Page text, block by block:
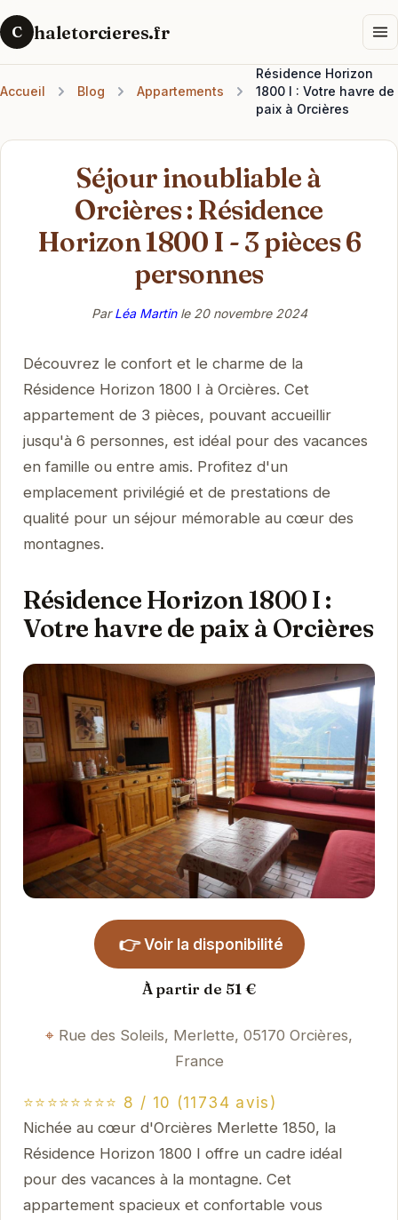
C haletorcieres.fr
Accueil Blog Appartements
Résidence Horizon
1800 I : Votre havre de
paix à Orcières
Séjour inoubliable à
Orcières : Résidence
Horizon 1800 I - 3 pièces 6
personnes
ParLéa Martinle 20 novembre 2024
Découvrez le confort et le charme de la
Résidence Horizon 1800 I à Orcières. Cet
appartement de 3 pièces, pouvant accueillir
jusqu'à 6 personnes, est idéal pour des vacances
en famille ou entre amis. Profitez d'un
emplacement privilégié et de prestations de
qualité pour un séjour mémorable au cœur des
montagnes.
Résidence Horizon 1800 I :
Votre havre de paix à Orcières
👉 Voir la disponibilité
À partir de 51 €
Rue des Soleils, Merlette, 05170 Orcières,
France
⭐⭐⭐⭐⭐⭐⭐⭐ 8 / 10 (11734 avis)
Nichée au cœur d'Orcières Merlette 1850, la
Résidence Horizon 1800 I offre un cadre idéal
pour des vacances à la montagne. Cet
appartement spacieux et confortable vous